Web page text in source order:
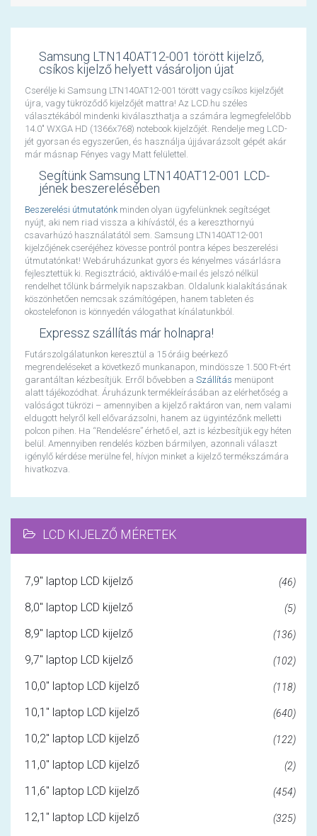
Samsung LTN140AT12-001 törött kijelző,
csíkos kijelző helyett vásároljon újat
Cserélje ki Samsung LTN140AT12-001 törött vagy csíkos kijelzőjét
újra, vagy tükröződő kijelzőjét mattra! Az LCD.hu széles
választékából mindenki kiválaszthatja a számára legmegfelelőbb
14.0" WXGA HD (1366x768) notebook kijelzőjét. Rendelje meg LCD-
jét gyorsan és egyszerűen, és használja újjávarázsolt gépét akár
már másnap Fényes vagy Matt felülettel.
Segítünk Samsung LTN140AT12-001 LCD-
jének beszerelésében
Beszerelési útmutatónkminden olyan ügyfelünknek segítséget
nyújt, aki nem riad vissza a kihívástól, és a kereszthornyú
csavarhúzó használatától sem. Samsung LTN140AT12-001
kijelzőjének cseréjéhez kövesse pontról pontra képes beszerelési
útmutatónkat! Webáruházunkat gyors és kényelmes vásárlásra
fejlesztettük ki. Regisztráció, aktiváló e-mail és jelszó nélkül
rendelhet tőlünk bármelyik napszakban. Oldalunk kialakításának
köszönhetően nemcsak számítógépen, hanem tableten és
okostelefonon is könnyedén válogathat kínálatunkból.
Expressz szállítás már holnapra!
Futárszolgálatunkon keresztül a 15 óráig beérkező
megrendeléseket a következő munkanapon, mindössze 1.500 Ft-ért
garantáltan kézbesítjük. Erről bővebben a Szállítás menüpont
alatt tájékozódhat. Áruházunk termékleírásában az elérhetőség a
valóságot tükrözi – amennyiben a kijelző raktáron van, nem valami
eldugott helyről kell elővarázsolni, hanem az ügyintézőnk melletti
polcon pihen. Ha “Rendelésre” érhető el, azt is kézbesítjük egy héten
belül. Amennyiben rendelés közben bármilyen, azonnali választ
igénylő kérdése merülne fel, hívjon minket a kijelző termékszámára
hivatkozva.
LCD KIJELZŐ MÉRETEK
7,9" laptop LCD kijelző (46)
8,0" laptop LCD kijelző (5)
8,9" laptop LCD kijelző (136)
9,7" laptop LCD kijelző (102)
10,0" laptop LCD kijelző (118)
10,1" laptop LCD kijelző (640)
10,2" laptop LCD kijelző (122)
11,0" laptop LCD kijelző (2)
11,6" laptop LCD kijelző (454)
12,1" laptop LCD kijelző (325)